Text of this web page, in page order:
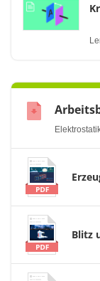
Blitz